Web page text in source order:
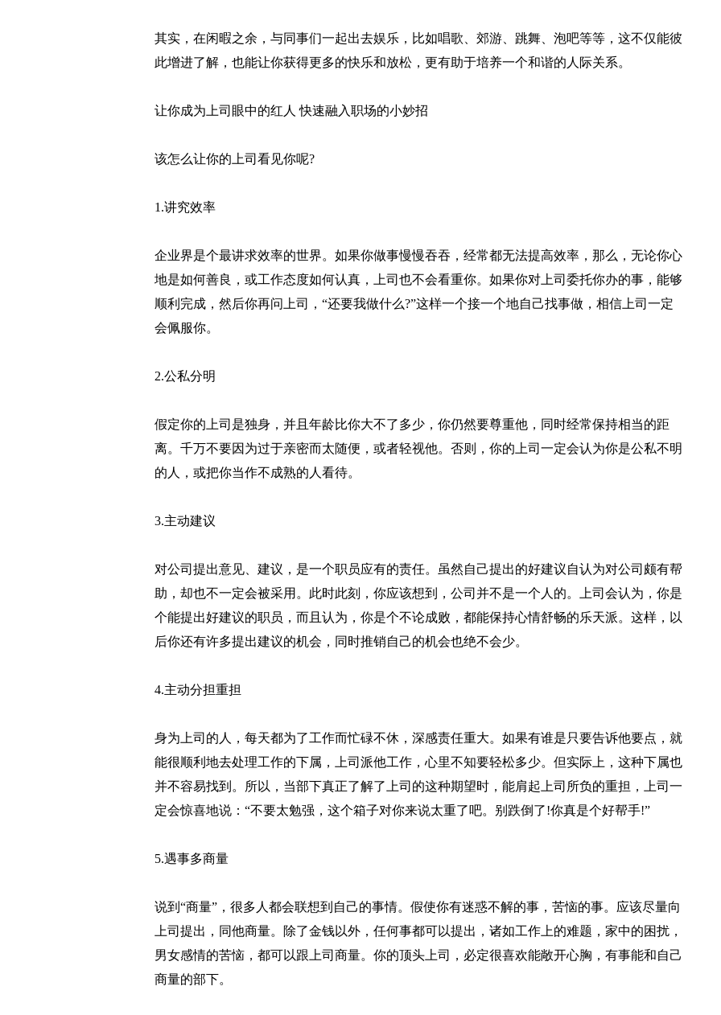
其实，在闲暇之余，与同事们一起出去娱乐，比如唱歌、郊游、跳舞、泡吧等等，这不仅能彼
此增进了解，也能让你获得更多的快乐和放松，更有助于培养一个和谐的人际关系。
让你成为上司眼中的红人 快速融入职场的小妙招
该怎么让你的上司看见你呢?
1.讲究效率
企业界是个最讲求效率的世界。如果你做事慢慢吞吞，经常都无法提高效率，那么，无论你心
地是如何善良，或工作态度如何认真，上司也不会看重你。如果你对上司委托你办的事，能够
顺利完成，然后你再问上司，“还要我做什么?”这样一个接一个地自己找事做，相信上司一定
会佩服你。
2.公私分明
假定你的上司是独身，并且年龄比你大不了多少，你仍然要尊重他，同时经常保持相当的距
离。千万不要因为过于亲密而太随便，或者轻视他。否则，你的上司一定会认为你是公私不明
的人，或把你当作不成熟的人看待。
3.主动建议
对公司提出意见、建议，是一个职员应有的责任。虽然自己提出的好建议自认为对公司颇有帮
助，却也不一定会被采用。此时此刻，你应该想到，公司并不是一个人的。上司会认为，你是
个能提出好建议的职员，而且认为，你是个不论成败，都能保持心情舒畅的乐天派。这样，以
后你还有许多提出建议的机会，同时推销自己的机会也绝不会少。
4.主动分担重担
身为上司的人，每天都为了工作而忙碌不休，深感责任重大。如果有谁是只要告诉他要点，就
能很顺利地去处理工作的下属，上司派他工作，心里不知要轻松多少。但实际上，这种下属也
并不容易找到。所以，当部下真正了解了上司的这种期望时，能肩起上司所负的重担，上司一
定会惊喜地说：“不要太勉强，这个箱子对你来说太重了吧。别跌倒了!你真是个好帮手!”
5.遇事多商量
说到“商量”，很多人都会联想到自己的事情。假使你有迷惑不解的事，苦恼的事。应该尽量向
上司提出，同他商量。除了金钱以外，任何事都可以提出，诸如工作上的难题，家中的困扰，
男女感情的苦恼，都可以跟上司商量。你的顶头上司，必定很喜欢能敞开心胸，有事能和自己
商量的部下。